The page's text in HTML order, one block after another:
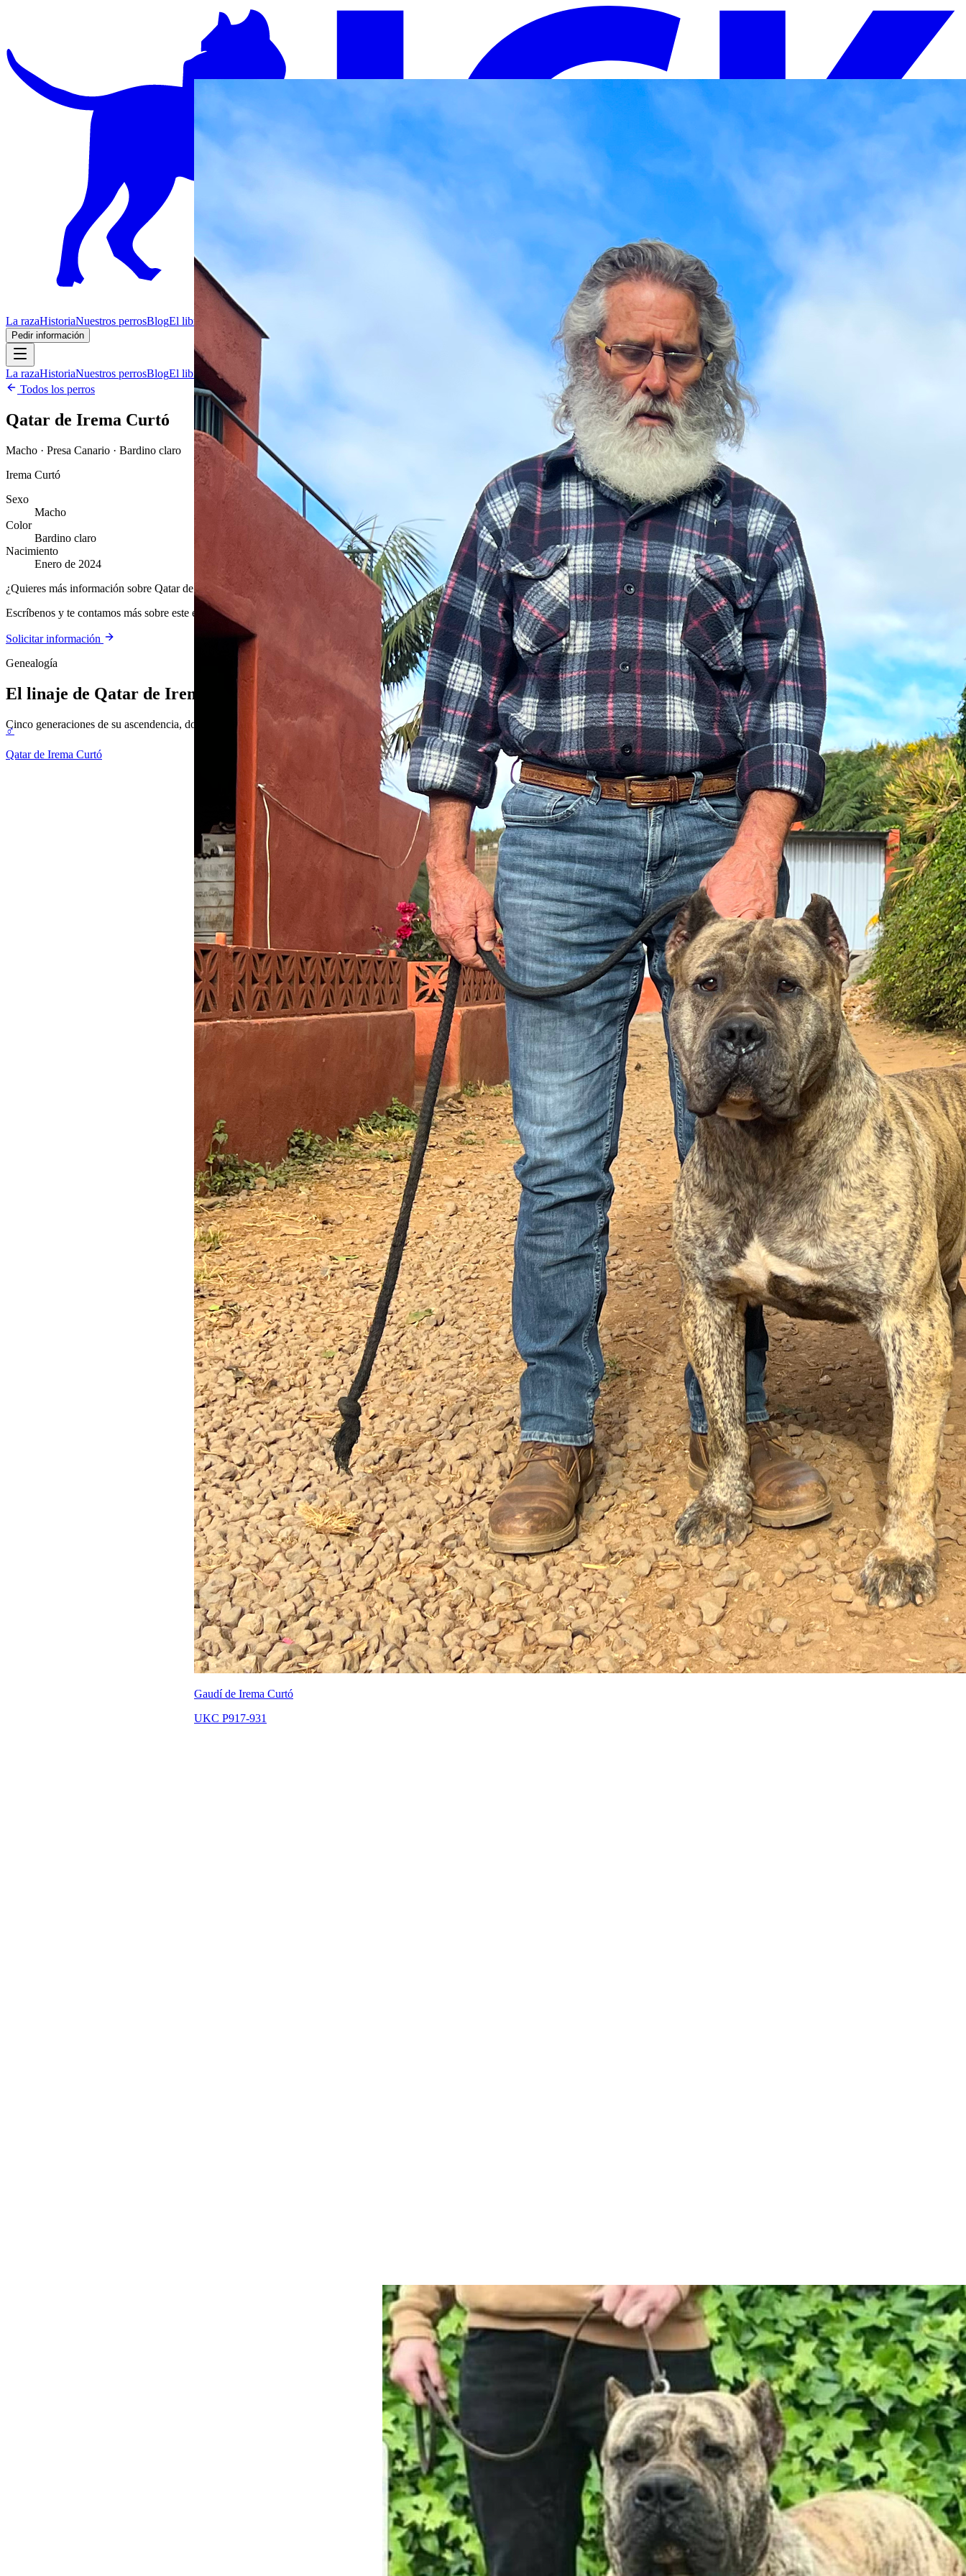
La razaHistoriaNuestros perrosBlogEl libro Contacto
Pedir información
La razaHistoriaNuestros perrosBlogEl libro Contacto Pedir información
Todos los perros
Qatar de Irema Curtó
Macho · Presa Canario · Bardino claro
Irema Curtó
Sexo
Macho
Color
Bardino claro
Nacimiento
Enero de 2024
¿Quieres más información sobre Qatar de Irema Curtó?
Escríbenos y te contamos más sobre este ejemplar y nuestra cría.
Solicitar información
Genealogía
El linaje de Qatar de Irema Curtó
Cinco generaciones de su ascendencia, documentada y verificable. La continuidad del Presa Canario auténtico, generación tras generación.
♂
Qatar de Irema Curtó
Gaudí de Irema Curtó
UKC P917-931